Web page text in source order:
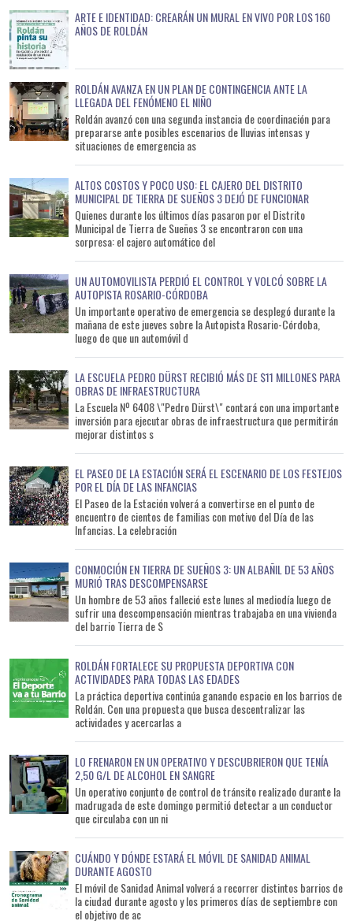
ARTE E IDENTIDAD: CREARÁN UN MURAL EN VIVO POR LOS 160
AÑOS DE ROLDÁN
ROLDÁN AVANZA EN UN PLAN DE CONTINGENCIA ANTE LA
LLEGADA DEL FENÓMENO EL NIÑO
Roldán avanzó con una segunda instancia de coordinación para
prepararse ante posibles escenarios de lluvias intensas y
situaciones de emergencia as
ALTOS COSTOS Y POCO USO: EL CAJERO DEL DISTRITO
MUNICIPAL DE TIERRA DE SUEÑOS 3 DEJÓ DE FUNCIONAR
Quienes durante los últimos días pasaron por el Distrito
Municipal de Tierra de Sueños 3 se encontraron con una
sorpresa: el cajero automático del
UN AUTOMOVILISTA PERDIÓ EL CONTROL Y VOLCÓ SOBRE LA
AUTOPISTA ROSARIO-CÓRDOBA
Un importante operativo de emergencia se desplegó durante la
mañana de este jueves sobre la Autopista Rosario-Córdoba,
luego de que un automóvil d
LA ESCUELA PEDRO DÜRST RECIBIÓ MÁS DE $11 MILLONES PARA
OBRAS DE INFRAESTRUCTURA
La Escuela Nº 6408 \"Pedro Dürst\" contará con una importante
inversión para ejecutar obras de infraestructura que permitirán
mejorar distintos s
EL PASEO DE LA ESTACIÓN SERÁ EL ESCENARIO DE LOS FESTEJOS
POR EL DÍA DE LAS INFANCIAS
El Paseo de la Estación volverá a convertirse en el punto de
encuentro de cientos de familias con motivo del Día de las
Infancias. La celebración
CONMOCIÓN EN TIERRA DE SUEÑOS 3: UN ALBAÑIL DE 53 AÑOS
MURIÓ TRAS DESCOMPENSARSE
Un hombre de 53 años falleció este lunes al mediodía luego de
sufrir una descompensación mientras trabajaba en una vivienda
del barrio Tierra de S
ROLDÁN FORTALECE SU PROPUESTA DEPORTIVA CON
ACTIVIDADES PARA TODAS LAS EDADES
La práctica deportiva continúa ganando espacio en los barrios de
Roldán. Con una propuesta que busca descentralizar las
actividades y acercarlas a
LO FRENARON EN UN OPERATIVO Y DESCUBRIERON QUE TENÍA
2,50 G/L DE ALCOHOL EN SANGRE
Un operativo conjunto de control de tránsito realizado durante la
madrugada de este domingo permitió detectar a un conductor
que circulaba con un ni
CUÁNDO Y DÓNDE ESTARÁ EL MÓVIL DE SANIDAD ANIMAL
DURANTE AGOSTO
El móvil de Sanidad Animal volverá a recorrer distintos barrios de
la ciudad durante agosto y los primeros días de septiembre con
el objetivo de ac